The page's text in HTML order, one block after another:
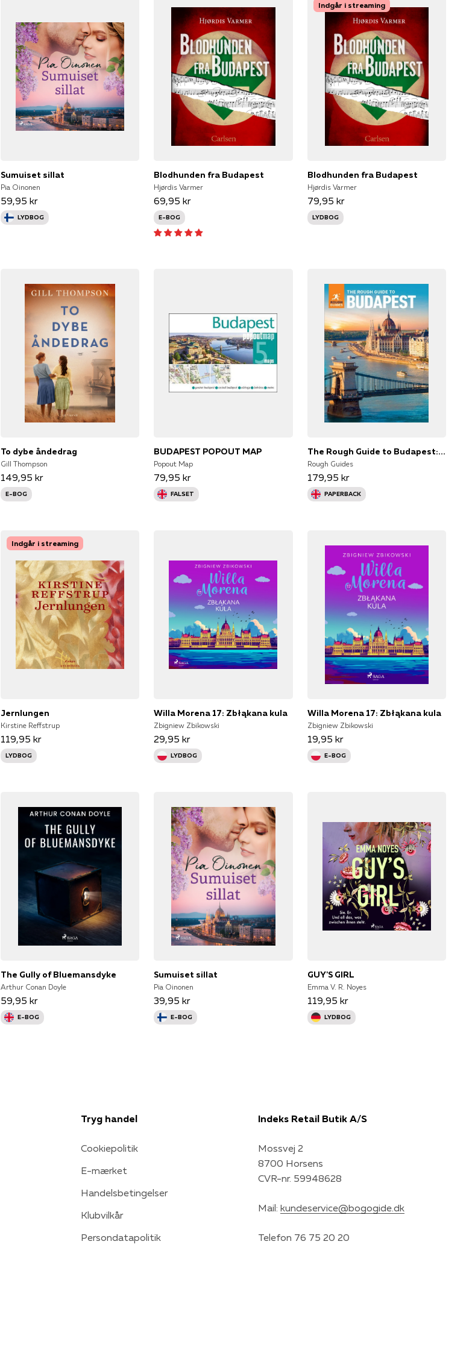
Sumuiset sillat
Pia Oinonen
59,95 kr
LYDBOG
Blodhunden fra Budapest
Hjørdis Varmer
69,95 kr
E-BOG
Indgår i streaming
Blodhunden fra Budapest
Hjørdis Varmer
79,95 kr
LYDBOG
To dybe åndedrag
Gill Thompson
149,95 kr
E-BOG
BUDAPEST POPOUT MAP
Popout Map
79,95 kr
FALSET
The Rough Guide to Budapest: Travel Guide With Ebook
Rough Guides
179,95 kr
PAPERBACK
Indgår i streaming
Jernlungen
Kirstine Reffstrup
119,95 kr
LYDBOG
Willa Morena 17: Zbłąkana kula
Zbigniew Zbikowski
29,95 kr
LYDBOG
Willa Morena 17: Zbłąkana kula
Zbigniew Zbikowski
19,95 kr
E-BOG
The Gully of Bluemansdyke
Arthur Conan Doyle
59,95 kr
E-BOG
Sumuiset sillat
Pia Oinonen
39,95 kr
E-BOG
GUY'S GIRL
Emma V. R. Noyes
119,95 kr
LYDBOG
Tryg handel
Cookiepolitik
E-mærket
Handelsbetingelser
Klubvilkår
Persondatapolitik
Indeks Retail Butik A/S
Mossvej 2
8700 Horsens
CVR-nr. 59948628
Mail: kundeservice@bogogide.dk
Telefon 76 75 20 20